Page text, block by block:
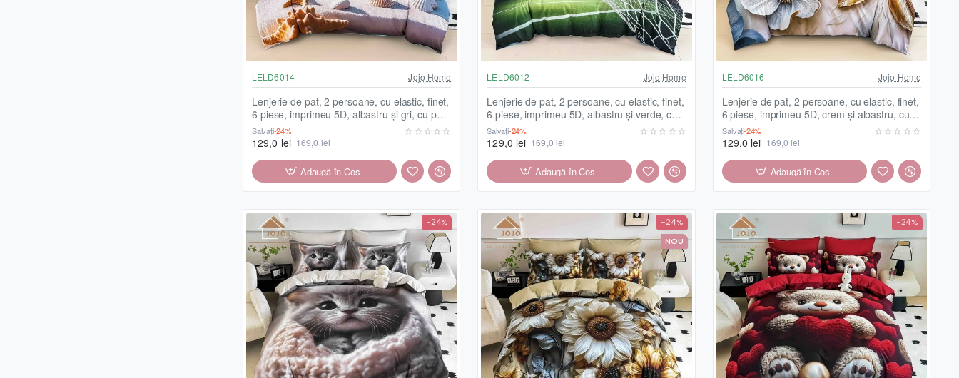
LELD6014 Jojo Home
Lenjerie de pat, 2 persoane, cu elastic, finet,
6 piese, imprimeu 5D, albastru și gri, cu pui
de focă, LELD6014
Salvați-24%
129,0 lei 169,0 lei
Adaugă în Coş
LELD6012 Jojo Home
Lenjerie de pat, 2 persoane, cu elastic, finet,
6 piese, imprimeu 5D, albastru și verde, cu
minge de fotbal, LELD6012
Salvați-24%
129,0 lei 169,0 lei
Adaugă în Coş
LELD6016 Jojo Home
Lenjerie de pat, 2 persoane, cu elastic, finet,
6 piese, imprimeu 5D, crem și albastru, cu
flori, LELD6016
Salvați-24%
129,0 lei 169,0 lei
Adaugă în Coş
-24%
NOU
-24% -24%